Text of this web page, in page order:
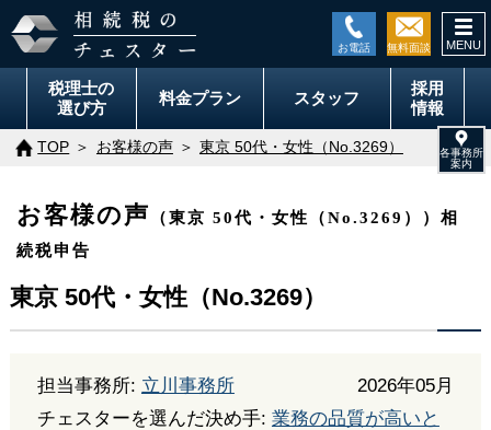
税理士の
選び方
料金プラン スタッフ
採用
情報
TOP お客様の声 東京 50代・女性（No.3269）
お客様の声
（東京 50代・女性（No.3269））相
続税申告
東京 50代・女性（No.3269）
担当事務所: 立川事務所
2026年05月
チェスターを選んだ決め手: 業務の品質が高いと